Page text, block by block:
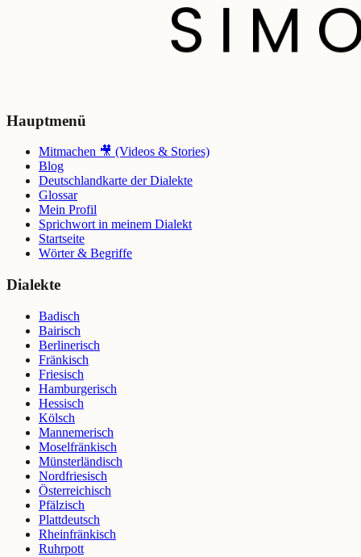
Hauptmenü
Mitmachen 🎥 (Videos & Stories)
Blog
Deutschlandkarte der Dialekte
Glossar
Mein Profil
Sprichwort in meinem Dialekt
Startseite
Wörter & Begriffe
Dialekte
Badisch
Bairisch
Berlinerisch
Fränkisch
Friesisch
Hamburgerisch
Hessisch
Kölsch
Mannemerisch
Moselfränkisch
Münsterländisch
Nordfriesisch
Österreichisch
Pfälzisch
Plattdeutsch
Rheinfränkisch
Ruhrpott